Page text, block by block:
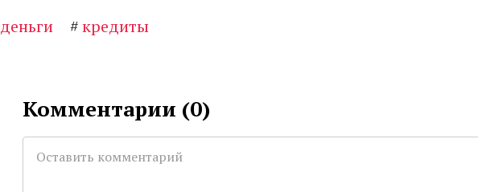
деньги #кредиты
Комментарии (0)